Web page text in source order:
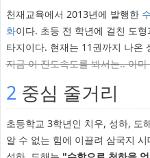
천재교육에서 2013년에 발행한
화이다. 초등 전 학년에 걸친 도
타지이다. 현재는 11권까지 나온
지금 이 진도속도를 봐서는.. 아마
2 중심 줄거리
초등학교 3학년인 치우, 성하, 도
알 수 없는 힘에 이끌려 삼국지 시